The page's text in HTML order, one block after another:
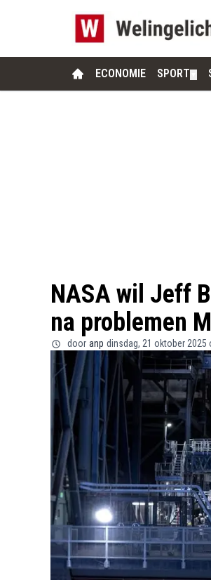
ECONOMIE SPORT
NASA wil Jeff
na problemen
door anp dinsdag, 21 oktober 2025